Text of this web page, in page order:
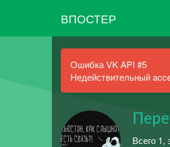
ВПОСТЕР
Ошибка VK API #5
Недействительный
Всего 1,